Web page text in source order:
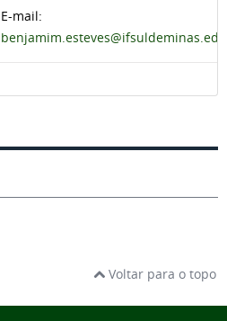
E-mail:
Voltar para o topo